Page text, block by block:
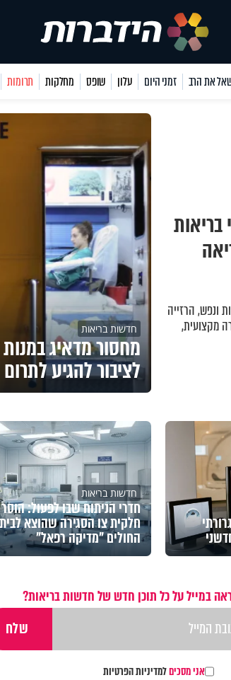
את הרב זמני היום עלון שופס מחלקות תרומות
ונפש,הרזייה
מקצועית,
חדשות בריאות
מחסור מדאיג
לציבור להגיע לתרום
חדשות בריאות
חדרי הניתוח שבו לפעול: הוסר
חלקית צו הסגירה שהוצא לבית
החולים "מדיקה רפאל"
במייל על כל תוכן חדש של חדשות בריאות?
אני מסכיםלמדיניות הפרטיות